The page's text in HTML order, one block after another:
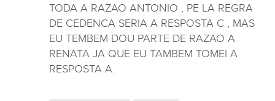
TODA A RAZAO ANTONIO , PE LA REGRA
DE CEDENCA SERIA A RESPOSTA C , MAS
EU TEMBEM DOU PARTE DE RAZAO A
RENATA JA QUE EU TAMBEM TOMEI A
RESPOSTA A.